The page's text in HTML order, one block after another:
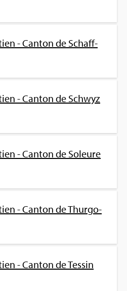
- Can­ton de Schaff­
- Can­ton de Schwyz
- Can­ton de Soleure
- Can­ton de Thur­go­
- Can­ton de Tes­sin